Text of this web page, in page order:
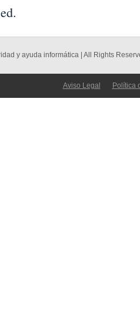
y ayuda informática | All Rights
Aviso Legal Política